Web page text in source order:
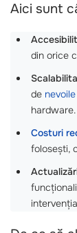
Aici sunt
din orice
de
hardware.
Costuri
folosești,